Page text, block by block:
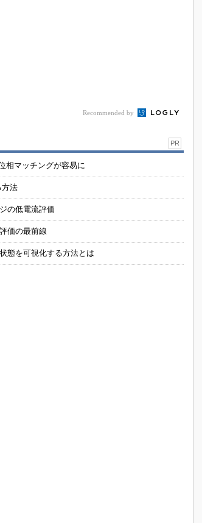
Recommended by
PR
相マッチングが容易に
方法
の低電流評価
価の最前線
態を可視化する方法とは